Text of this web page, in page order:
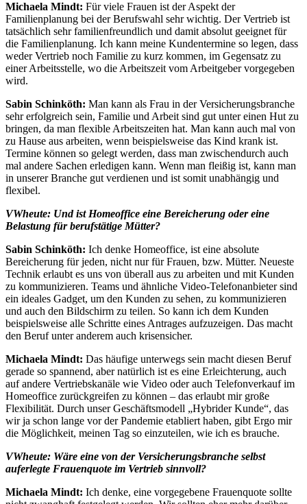
Michaela Mindt: Für viele Frauen ist der Aspekt der
Familienplanung bei der Berufswahl sehr wichtig. Der Vertrieb ist
tatsächlich sehr familienfreundlich und damit absolut geeignet für
die Familienplanung. Ich kann meine Kundentermine so legen, dass
weder Vertrieb noch Familie zu kurz kommen, im Gegensatz zu
einer Arbeitsstelle, wo die Arbeitszeit vom Arbeitgeber vorgegeben
wird.
Sabin Schinköth: Man kann als Frau in der Versicherungsbranche
sehr erfolgreich sein, Familie und Arbeit sind gut unter einen Hut zu
bringen, da man flexible Arbeitszeiten hat. Man kann auch mal von
zu Hause aus arbeiten, wenn beispielsweise das Kind krank ist.
Termine können so gelegt werden, dass man zwischendurch auch
mal andere Sachen erledigen kann. Wenn man fleißig ist, kann man
in unserer Branche gut verdienen und ist somit unabhängig und
flexibel.
VWheute: Und ist Homeoffice eine Bereicherung oder eine
Belastung für berufstätige Mütter?
Sabin Schinköth: Ich denke Homeoffice, ist eine absolute
Bereicherung für jeden, nicht nur für Frauen, bzw. Mütter. Neueste
Technik erlaubt es uns von überall aus zu arbeiten und mit Kunden
zu kommunizieren. Teams und ähnliche Video-Telefonanbieter sind
ein ideales Gadget, um den Kunden zu sehen, zu kommunizieren
und auch den Bildschirm zu teilen. So kann ich dem Kunden
beispielsweise alle Schritte eines Antrages aufzuzeigen. Das macht
den Beruf unter anderem auch krisensicher.
Michaela Mindt: Das häufige unterwegs sein macht diesen Beruf
gerade so spannend, aber natürlich ist es eine Erleichterung, auch
auf andere Vertriebskanäle wie Video oder auch Telefonverkauf im
Homeoffice zurückgreifen zu können – das erlaubt mir große
Flexibilität. Durch unser Geschäftsmodell „Hybrider Kunde“, das
wir ja schon lange vor der Pandemie etabliert haben, gibt Ergo mir
die Möglichkeit, meinen Tag so einzuteilen, wie ich es brauche.
VWheute: Wäre eine von der Versicherungsbranche selbst
auferlegte Frauenquote im Vertrieb sinnvoll?
Michaela Mindt: Ich denke, eine vorgegebene Frauenquote sollte